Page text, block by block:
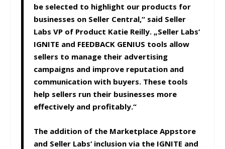
be selected to highlight our products for
businesses on Seller Central,“ said Seller
Labs VP of Product Katie Reilly. „Seller Labs‘
IGNITE and FEEDBACK GENIUS tools allow
sellers to manage their advertising
campaigns and improve reputation and
communication with buyers. These tools
help sellers run their businesses more
effectively and profitably.“
The addition of the Marketplace Appstore
and Seller Labs‘ inclusion via the IGNITE and